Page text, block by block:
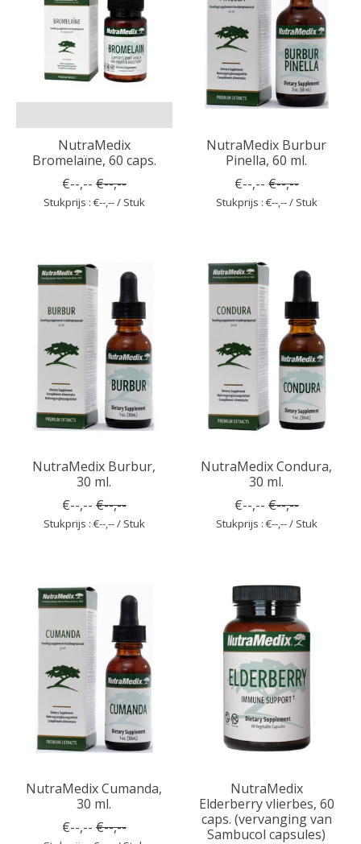
NutraMedix
Bromelaïne, 60 caps.
€--,-- €--,--
Stukprijs : €--,-- / Stuk
NutraMedix Burbur
Pinella, 60 ml.
€--,-- €--,--
Stukprijs : €--,-- / Stuk
NutraMedix Burbur,
30 ml.
€--,-- €--,--
Stukprijs : €--,-- / Stuk
NutraMedix Condura,
30 ml.
€--,-- €--,--
Stukprijs : €--,-- / Stuk
NutraMedix Cumanda,
30 ml.
€--,-- €--,--
NutraMedix
Elderberry vlierbes, 60
caps. (vervanging van
Sambucol capsules)